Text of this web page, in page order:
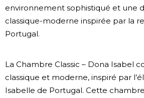
environnement sophistiqué et une
classique-moderne inspirée par la
Portugal.
La Chambre Classic – Dona Isabel
classique et moderne, inspiré par
Isabelle de Portugal. Cette